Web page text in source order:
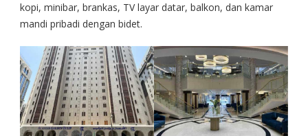
kopi, minibar, brankas, TV layar datar, balkon, dan kamar
mandi pribadi dengan bidet.